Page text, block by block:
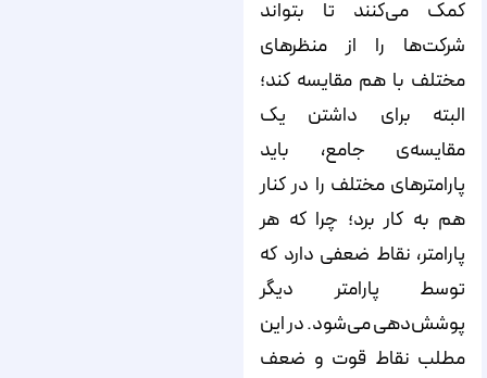
کمک می‌کنند تا بتواند
شرکت‌ها را از منظرهای
مختلف با هم مقایسه کند؛
البته برای داشتن یک
مقایسه‌ی جامع، باید
پارامترهای مختلف را در کنار
هم به کار برد؛ چرا که هر
پارامتر، نقاط ضعفی دارد که
توسط پارامتر دیگر
پوشش‌دهی می‌شود. در این
مطلب نقاط قوت و ضعف